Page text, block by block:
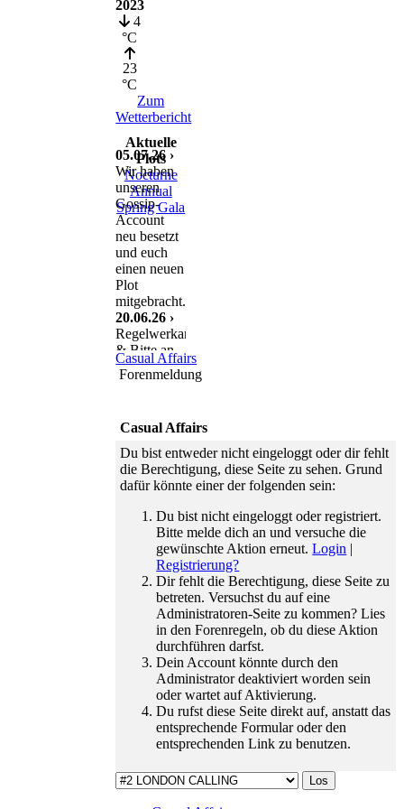
2023
4
°C
23
°C
Zum
Wetterbericht
Aktuelle
Plots
Nocturne
Annual
Spring Gala
05.07.26 ›
Wir haben
unseren
Gossip-
Account
neu besetzt
und euch
einen neuen
Plot
mitgebracht.
20.06.26 ›
Regelwerkanpassung
& Bitte an
euch
11.06.26 ›
Teamabschied
haben wir
einen
freudigen
zu feiern.
01.06.26 ›
Zeitsprung
ist da: wir
verabschieden
den Februar
gewinnen
dafür den
Mai 2023.
16.01.26 ›
Wir gehen
auf euer
Feedback
bringen
ebenso
Casual Affairs
Forenmeldung
Casual Affairs
Du bist entweder nicht eingeloggt oder dir fehlt
die Berechtigung, diese Seite zu sehen. Grund
dafür könnte einer der folgenden sein:
Du bist nicht eingeloggt oder registriert.
Bitte melde dich an und versuche die
gewünschte Aktion erneut.Login |
Registrierung?
Dir fehlt die Berechtigung, diese Seite zu
betreten. Versuchst du auf eine
Administratoren-Seite zu kommen? Lies
in den Forenregeln, ob du diese Aktion
durchführen darfst.
Dein Account könnte durch den
Administrator deaktiviert worden sein
oder wartet auf Aktivierung.
Du rufst diese Seite direkt auf, anstatt das
entsprechende Formular oder den
entsprechenden Link zu benutzen.